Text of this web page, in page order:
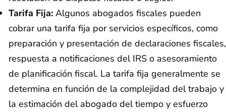
Tarifa Fija: Algunos abogados fiscales pueden
cobrar una tarifa fija por servicios específicos, como
preparación y presentación de declaraciones fiscales,
respuesta a notificaciones del IRS o asesoramiento
de planificación fiscal. La tarifa fija generalmente se
determina en función de la complejidad del trabajo y
la estimación del abogado del tiempo y esfuerzo